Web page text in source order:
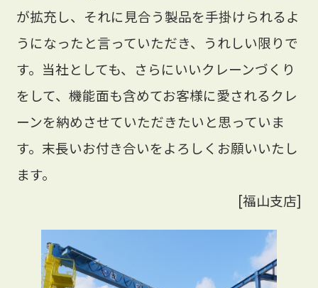
が拡充し、それに見合う製品を手掛けられるよ
うになったと言っていただき、うれしい限りで
す。当社としても、さらにいいクレーンづくり
をして、機能面も含めてお客様に愛されるクレ
ーンを納めさせていただきたいと思っていま
す。末長いお付き合いをよろしくお願いいたし
ます。
[福山支店]